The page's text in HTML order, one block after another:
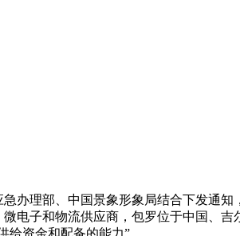
理部、中国景象形象局结合下发通知
电子和物流供应商，包罗位于中国、
资金和配备的能力”。